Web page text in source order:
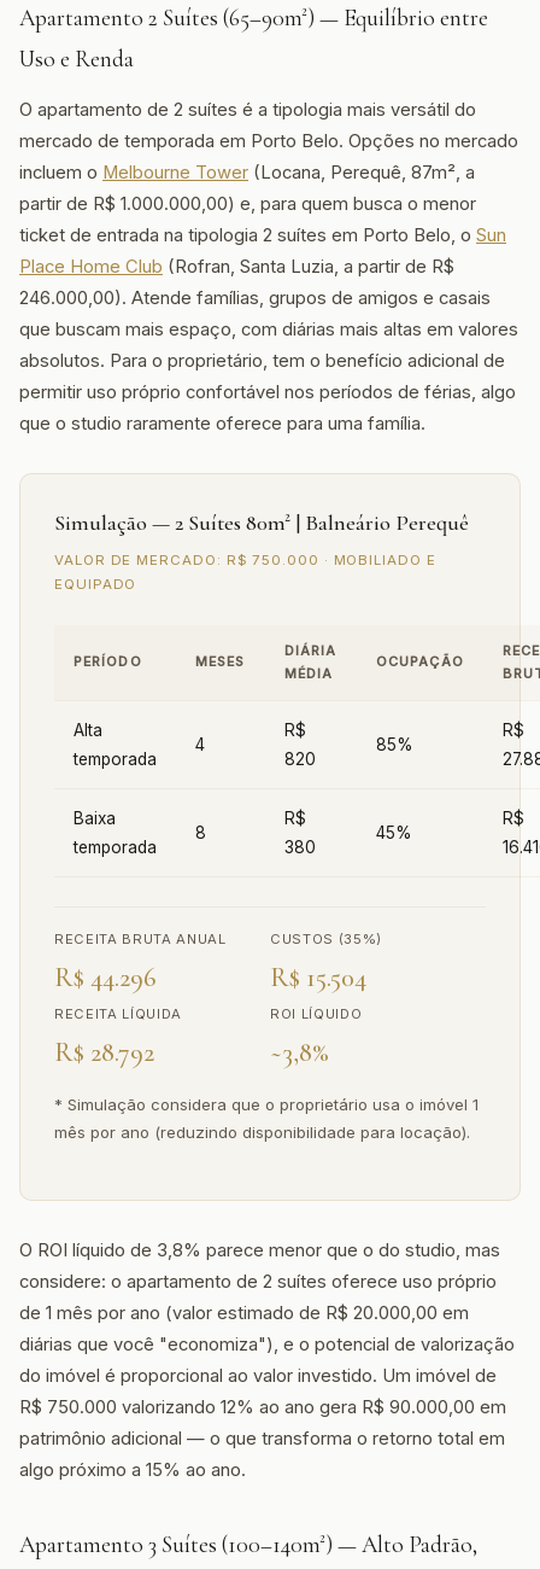
Apartamento 2 Suítes (65–90m²) — Equilíbrio entre
Uso e Renda
O apartamento de 2 suítes é a tipologia mais versátil do
mercado de temporada em Porto Belo. Opções no mercado
incluem o Melbourne Tower (Locana, Perequê, 87m², a
partir de R$ 1.000.000,00) e, para quem busca o menor
ticket de entrada na tipologia 2 suítes em Porto Belo, o Sun
Place Home Club (Rofran, Santa Luzia, a partir de R$
246.000,00). Atende famílias, grupos de amigos e casais
que buscam mais espaço, com diárias mais altas em valores
absolutos. Para o proprietário, tem o benefício adicional de
permitir uso próprio confortável nos períodos de férias, algo
que o studio raramente oferece para uma família.
Simulação — 2 Suítes 80m² | Balneário Perequê
VALOR DE MERCADO: R$ 750.000 · MOBILIADO E
EQUIPADO
PERÍODO MESES
DIÁRIA
MÉDIA
OCUPAÇÃO
Alta
temporada
4
R$
820
85%
R$
Baixa
temporada
8
R$
380
45%
R$
RECEITA BRUTA ANUAL
R$ 44.296
CUSTOS (35%)
R$ 15.504
RECEITA LÍQUIDA
R$ 28.792
ROI LÍQUIDO
~3,8%
* Simulação considera que o proprietário usa o imóvel 1
mês por ano (reduzindo disponibilidade para locação).
O ROI líquido de 3,8% parece menor que o do studio, mas
considere: o apartamento de 2 suítes oferece uso próprio
de 1 mês por ano (valor estimado de R$ 20.000,00 em
diárias que você "economiza"), e o potencial de valorização
do imóvel é proporcional ao valor investido. Um imóvel de
R$ 750.000 valorizando 12% ao ano gera R$ 90.000,00 em
patrimônio adicional — o que transforma o retorno total em
algo próximo a 15% ao ano.
Apartamento 3 Suítes (100–140m²) — Alto Padrão,